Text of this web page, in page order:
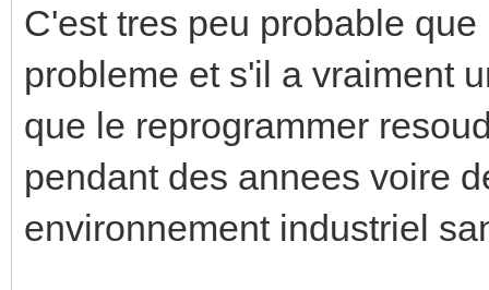
C'est tres peu probable
probleme et s'il a vraiment
que le reprogrammer
pendant des annees voire
environnement industriel